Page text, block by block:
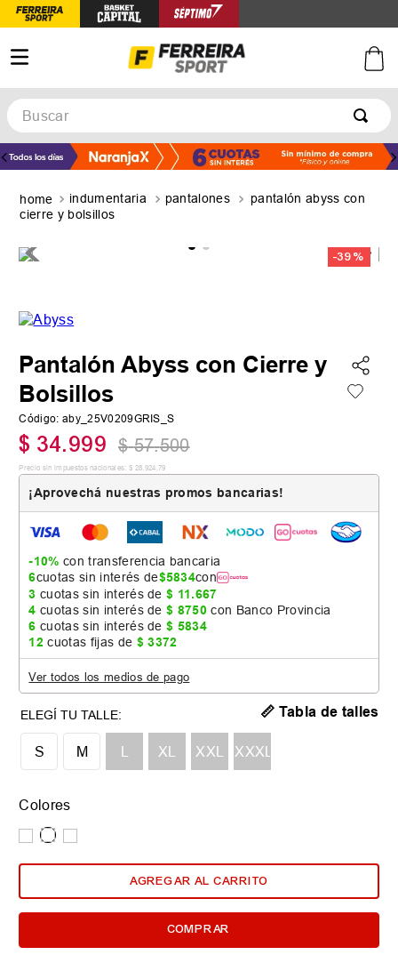
Buscar
indumentaria pantalones
pantalón abyss con
cierre y bolsillos
-39 %
Pantalón Abyss con Cierre y
Bolsillos
Código: aby_25V0209GRIS_S
$ 34.999 $ 57.500
Precio sin impuestos nacionales: $ 28.924 ,79
¡Aprovechá nuestras promos bancarias!
-10% con transferencia bancaria
6cuotas sin interés de$5834con
3 cuotas sin interés de$ 11.667
4 cuotas sin interés de$ 8750 con Banco Provincia
6 cuotas sin interés de$ 5834
12 cuotas fijas de $ 3372
Ver todos los medios de pago
S L
M XL XXL XXXL
📏 Tabla de talles
Colores
AGREGAR AL CARRITO
COMPRAR
TÉRMINOS MÁS BUSCADOS
2.
zapatillas